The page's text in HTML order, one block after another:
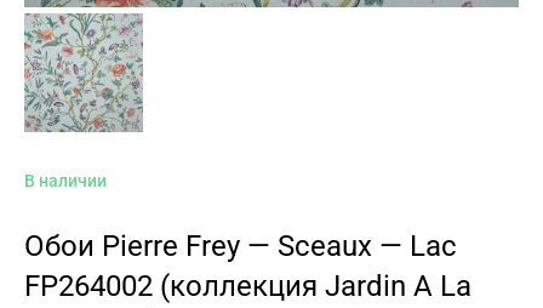
В наличии
Обои Pierre Frey — Sceaux — Lac
FP264002 (коллекция Jardin A La